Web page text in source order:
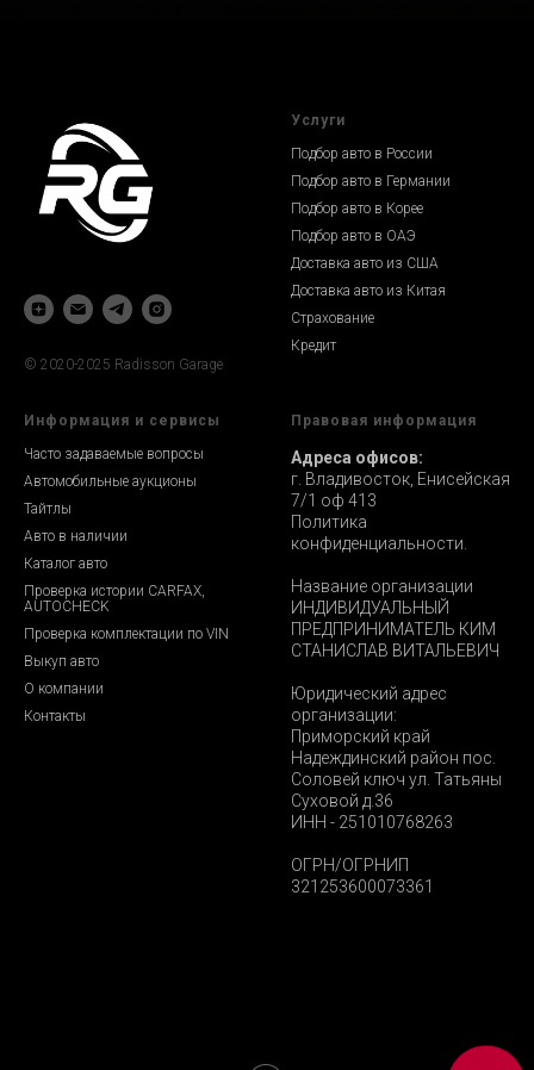
© 2020-2025 Radisson Garage
Услуги
Подбор авто в России
Подбор авто в Германии
Подбор авто в Корее
Подбор авто в ОАЭ
Доставка авто из США
Доставка авто из Китая
Страхование
Кредит
Информация и сервисы
Часто задаваемые вопросы
Автомобильные аукционы
Тайтлы
Авто в наличии
Каталог авто
Проверка истории CARFAX,
AUTOCHECK
Проверка комплектации по VIN
Выкуп авто
О компании
Контакты
Правовая информация
Адреса офисов:
г. Владивосток, Енисейская
7/1 оф 413
Политика
конфиденциальности.
Название организации
ИНДИВИДУАЛЬНЫЙ
ПРЕДПРИНИМАТЕЛЬ КИМ
СТАНИСЛАВ ВИТАЛЬЕВИЧ
Юридический адрес
организации:
Приморский край
Надеждинский район пос.
Соловей ключ ул. Татьяны
Суховой д.36
ИНН - 251010768263
ОГРН/ОГРНИП
321253600073361